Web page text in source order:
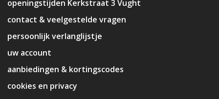
openingstijden Kerkstraat 3 Vught
contact & veelgestelde vragen
persoonlijk verlanglijstje
uw account
aanbiedingen & kortingscodes
cookies en privacy